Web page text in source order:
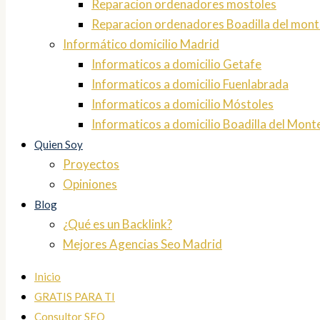
Reparacion ordenadores mostoles
Reparacion ordenadores Boadilla del
Informático domicilio Madrid
Informaticos a domicilio Getafe
Informaticos a domicilio Fuenlabrada
Informaticos a domicilio Móstoles
Informaticos a domicilio Boadilla del
Quien Soy
Proyectos
Opiniones
Blog
¿Qué es un Backlink?
Mejores Agencias Seo Madrid
Inicio
GRATIS PARA TI
Consultor SEO